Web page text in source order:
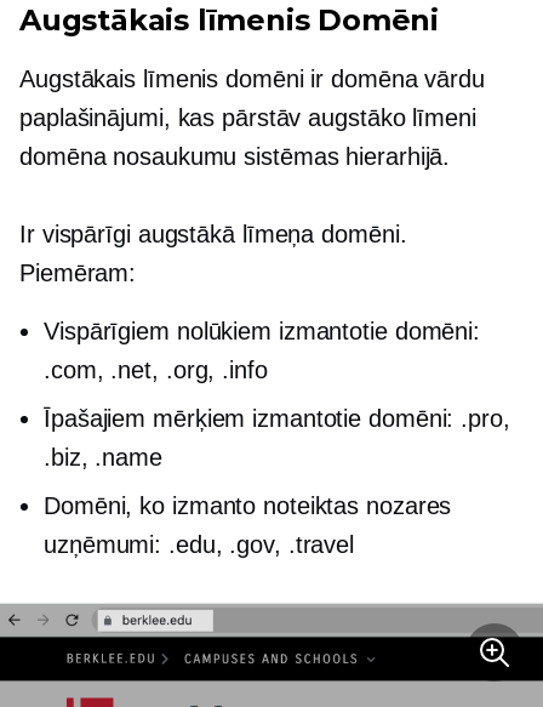
Augstākais līmenisDomēni
Augstākais līmenis domēni ir domēna vārdu
paplašinājumi, kas pārstāv augstāko līmeni
domēna nosaukumu sistēmas hierarhijā.
Ir vispārīgi augstākā līmeņa domēni.
Piemēram:
Vispārīgiem nolūkiem izmantotie domēni:
.com, .net, .org, .info
Īpašajiem mērķiem izmantotie domēni: .pro,
.biz, .name
Domēni, ko izmanto noteiktas nozares
uzņēmumi: .edu, .gov, .travel